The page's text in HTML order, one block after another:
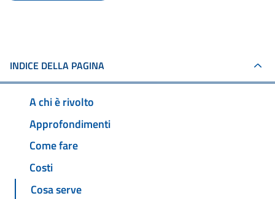
INDICE DELLA PAGINA
A chi è rivolto
Approfondimenti
Come fare
Costi
Cosa serve